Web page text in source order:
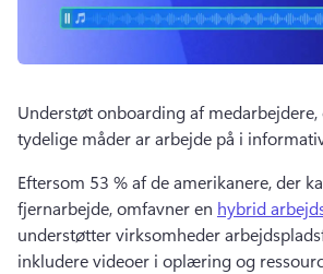
Understøt onboarding af
tydelige måder ar arbejde på i
Eftersom 53 % af de amerikanere, der
fjernarbejde, omfavner en hybrid
understøtter virksomheder
inkludere videoer i oplæring og